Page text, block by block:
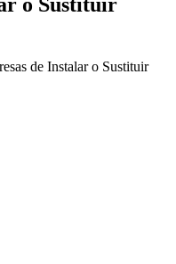
de Instalar o Sustituir